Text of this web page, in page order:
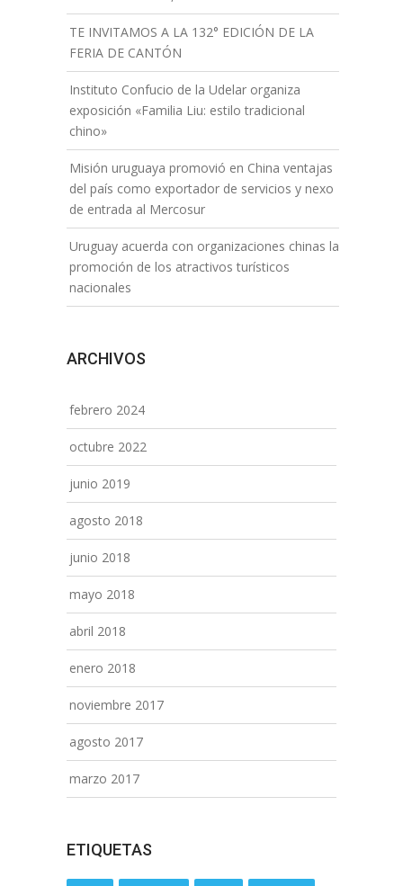
TE INVITAMOS A LA 132° EDICIÓN DE LA
FERIA DE CANTÓN
Instituto Confucio de la Udelar organiza
exposición «Familia Liu: estilo tradicional
chino»
Misión uruguaya promovió en China ventajas
del país como exportador de servicios y nexo
de entrada al Mercosur
Uruguay acuerda con organizaciones chinas la
promoción de los atractivos turísticos
nacionales
ARCHIVOS
febrero 2024
octubre 2022
junio 2019
agosto 2018
junio 2018
mayo 2018
abril 2018
enero 2018
noviembre 2017
agosto 2017
marzo 2017
ETIQUETAS